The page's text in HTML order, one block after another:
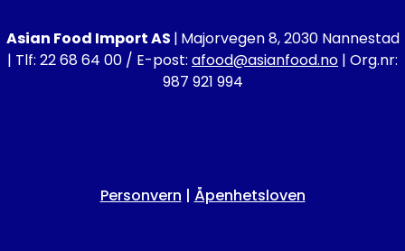
Asian Food Import AS | Majorvegen 8, 2030 Nannestad
| Tlf: 22 68 64 00 / E-post: afood@asianfood.no | Org.nr:
987 921 994
Personvern | Åpenhetsloven